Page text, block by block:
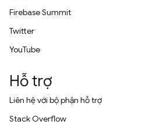
Firebase Summit
Twitter
YouTube
Hỗ trợ
Liên hệ với bộ phận hỗ trợ
Stack Overflow